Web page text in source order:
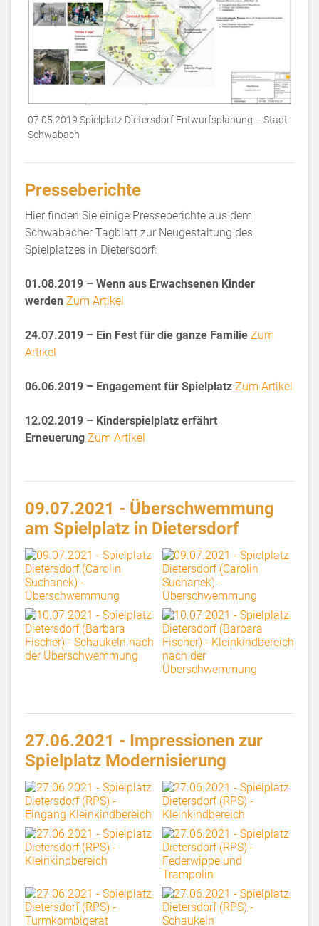
07.05.2019 Spielplatz Dietersdorf Entwurfsplanung – Stadt
Schwabach
Presseberichte
Hier finden Sie einige Presseberichte aus dem
Schwabacher Tagblatt zur Neugestaltung des
Spielplatzes in Dietersdorf:
01.08.2019 – Wenn aus Erwachsenen Kinder
werden Zum Artikel
24.07.2019 – Ein Fest für die ganze Familie Zum
Artikel
06.06.2019 – Engagement für Spielplatz Zum Artikel
12.02.2019 – Kinderspielplatz erfährt
Erneuerung Zum Artikel
09.07.2021 - Überschwemmung
am Spielplatz in Dietersdorf
27.06.2021 - Impressionen zur
Spielplatz Modernisierung